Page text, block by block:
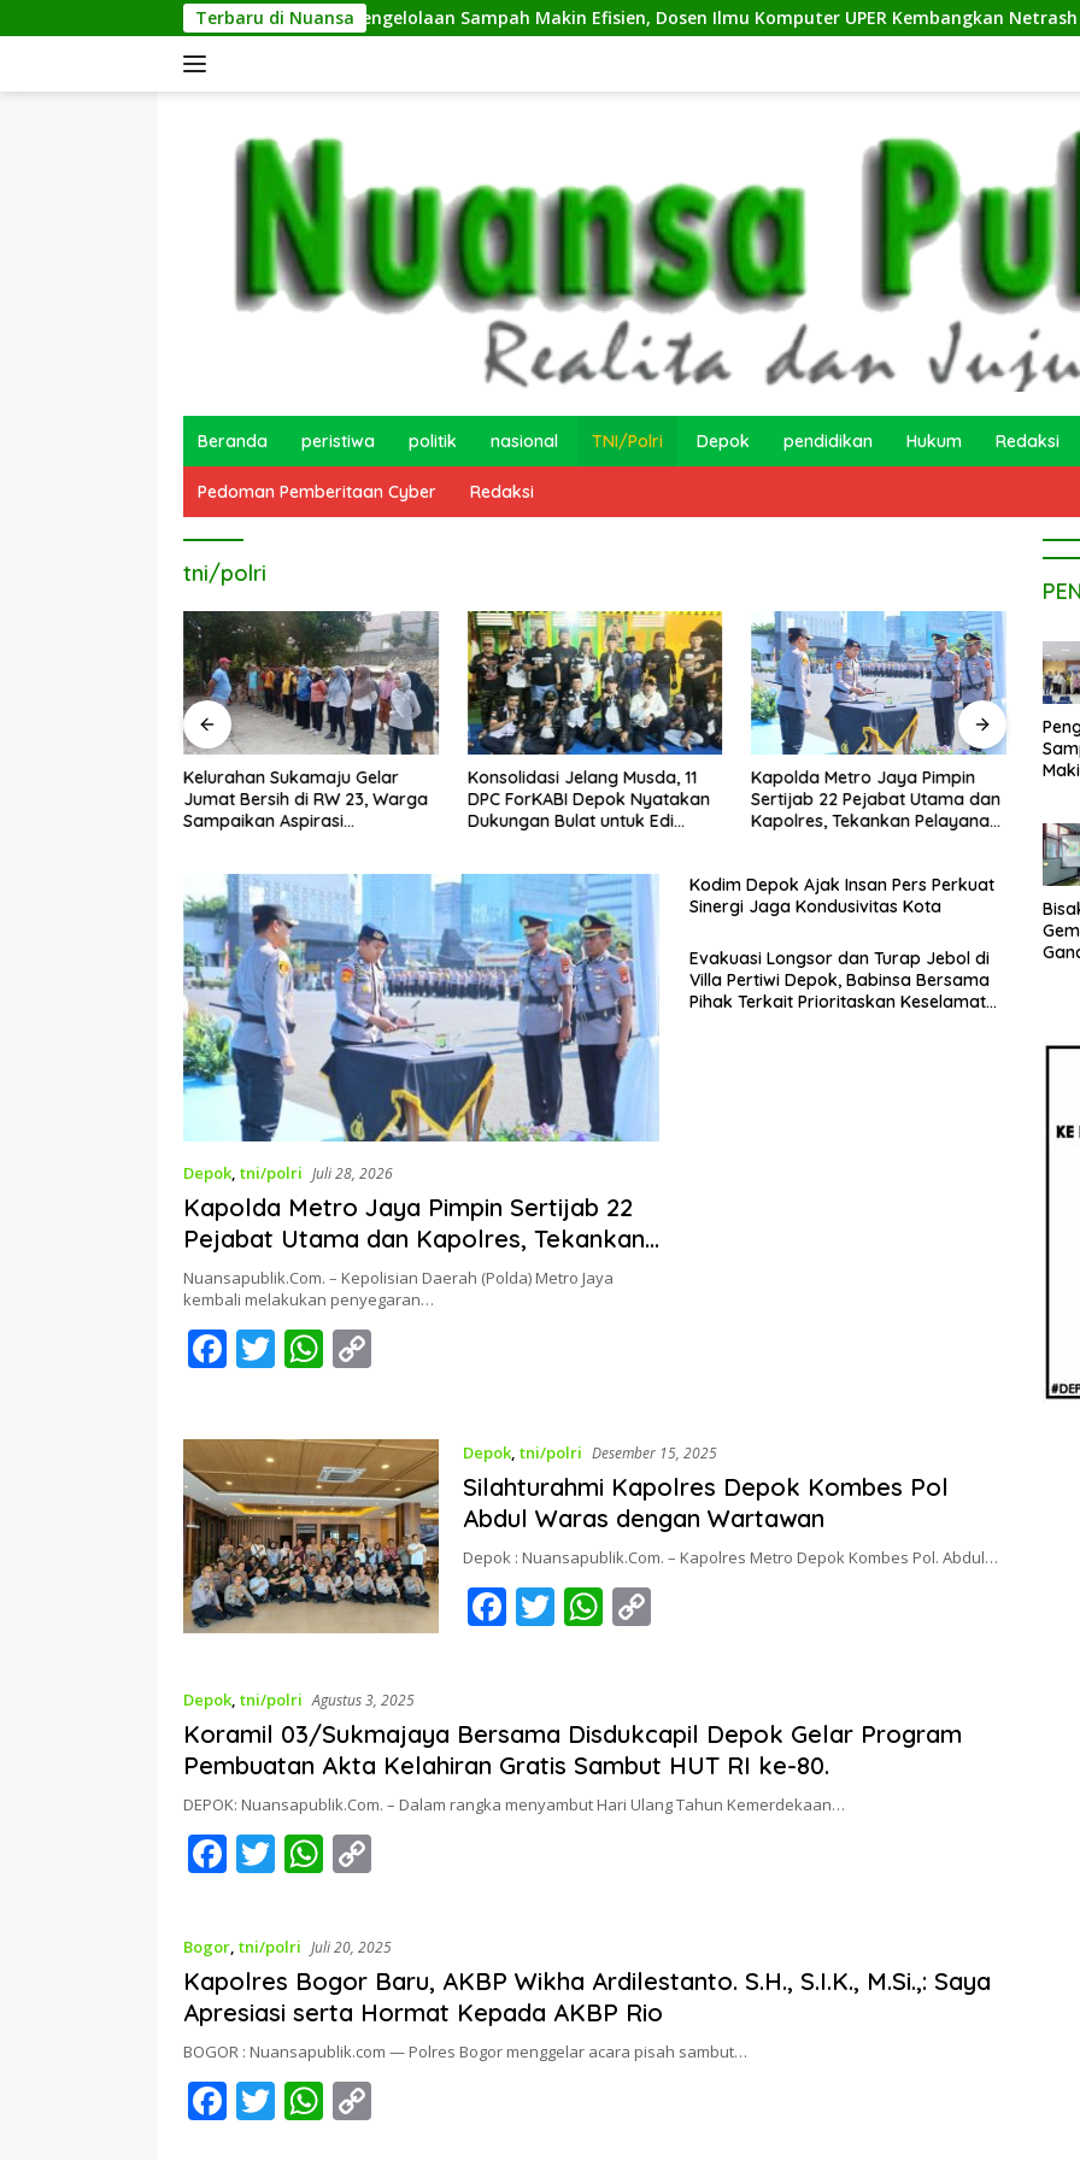
ke
Terbaru di Nuansa
Pengelolaan Sampah Makin Efisien, Dosen Ilmu Komputer UPER Kembangkan Netrash
Beranda peristiwa politik nasional TNI/Polri Depok pendidikan Hukum Redaksi
Pedoman Pemberitaan Cyber Redaksi
tni/polri
Kelurahan Sukamaju Gelar
Jumat Bersih di RW 23, Warga
Sampaikan Aspirasi
Konsolidasi Jelang Musda, 11
DPC ForKABI Depok Nyatakan
Dukungan Bulat untuk Edi
Kapolda Metro Jaya Pimpin
Sertijab 22 Pejabat Utama dan
Kapolres, Tekankan Pelayanan
B50
Depok, tni/polri Juli 28, 2026
Kapolda Metro Jaya Pimpin Sertijab 22
Pejabat Utama dan Kapolres, Tekankan
Pelayanan Profesional dan Humanis.
Nuansapublik.Com. – Kepolisian Daerah (Polda) Metro Jaya
kembali melakukan penyegaran…
F
e
b
o
o
k
T
itt
er
W
at
s
A
p
p
p
y
Li
n
k
Kodim Depok Ajak Insan Pers Perkuat
Sinergi Jaga Kondusivitas Kota
Evakuasi Longsor dan Turap Jebol di
Villa Pertiwi Depok, Babinsa Bersama
Pihak Terkait Prioritaskan Keselamatan
Depok, tni/polri Desember 15, 2025
Silahturahmi Kapolres Depok Kombes Pol
Abdul Waras dengan Wartawan
Depok : Nuansapublik.Com. – Kapolres Metro Depok Kombes Pol. Abdul…
F
b
o
o
T
er
W
s
A
p
C
y
Li
n
Depok, tni/polri Agustus 3, 2025
Koramil 03/Sukmajaya Bersama Disdukcapil Depok Gelar Program
Pembuatan Akta Kelahiran Gratis Sambut HUT RI ke-80.
DEPOK: Nuansapublik.Com. – Dalam rangka menyambut Hari Ulang Tahun Kemerdekaan…
F
e
b
o
o
k
T
itt
er
W
at
s
A
p
p
p
y
Li
n
Bogor, tni/polri Juli 20, 2025
Kapolres Bogor Baru, AKBP Wikha Ardilestanto. S.H., S.I.K., M.Si.,: Saya
Apresiasi serta Hormat Kepada AKBP Rio
BOGOR : Nuansapublik.com — Polres Bogor menggelar acara pisah sambut…
F T W